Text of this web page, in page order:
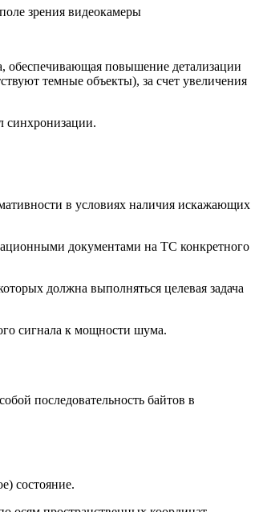
зрения видеокамеры
обеспечивающая повышение детализации
темные объекты), за счет увеличения
синхронизации.
в условиях наличия искажающих
документами на ТС конкретного
должна выполняться целевая задача
сигнала к мощности шума.
последовательность байтов в
состояние.